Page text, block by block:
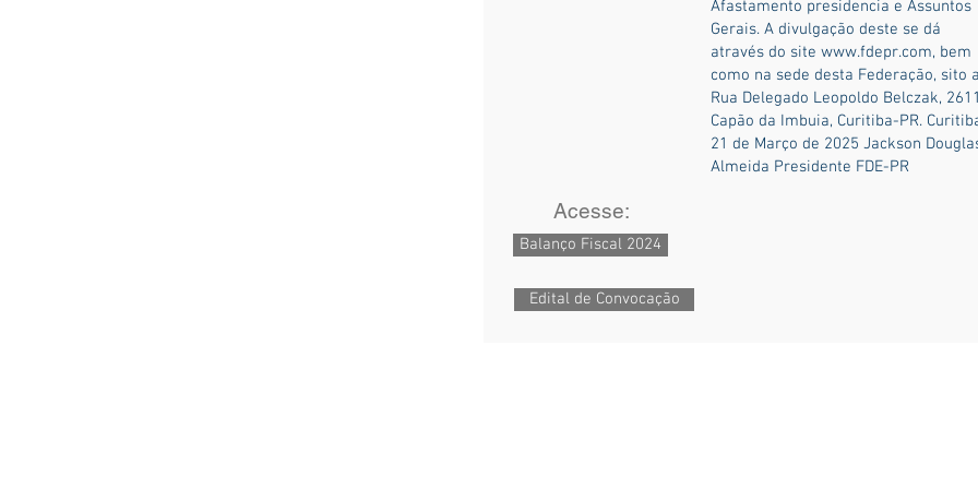
Afastamento presidencia e Assuntos
Gerais. A divulgação deste se dá
através do site www.fdepr.com, bem
como na sede desta Federação, sito a
Rua Delegado Leopoldo Belczak,
Capão da Imbuia, Curitiba-PR.
21 de Março de 2025 Jackson
Almeida Presidente FDE-PR
Acesse:
Balanço Fiscal 2024
Edital de Convocação